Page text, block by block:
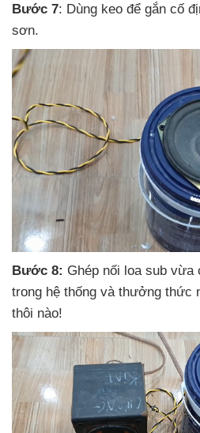
Bước 7: Dùng keo để gắn cố
sơn.
Bước 8: Ghép nối loa sub vừa
trong hệ thống và thưởng thức
thôi nào!